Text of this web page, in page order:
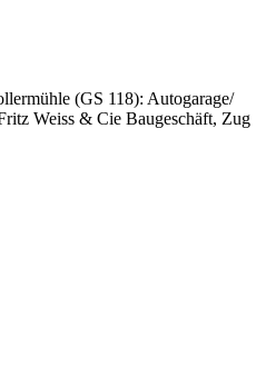
(GS 118): Autogarage/
Weiss & Cie Baugeschäft, Zug